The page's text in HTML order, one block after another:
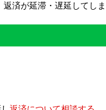
済が延滞・遅延してし